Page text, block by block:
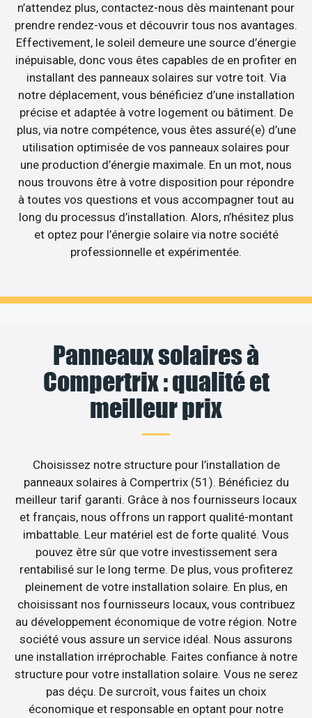
n’attendez plus, contactez-nous dès maintenant pour
prendre rendez-vous et découvrir tous nos avantages.
Effectivement, le soleil demeure une source d’énergie
inépuisable, donc vous êtes capables de en profiter en
installant des panneaux solaires sur votre toit. Via
notre déplacement, vous bénéficiez d’une installation
précise et adaptée à votre logement ou bâtiment. De
plus, via notre compétence, vous êtes assuré(e) d’une
utilisation optimisée de vos panneaux solaires pour
une production d’énergie maximale. En un mot, nous
nous trouvons être à votre disposition pour répondre
à toutes vos questions et vous accompagner tout au
long du processus d’installation. Alors, n’hésitez plus
et optez pour l’énergie solaire via notre société
professionnelle et expérimentée.
Panneaux solaires à
Compertrix : qualité et
meilleur prix
Choisissez notre structure pour l’installation de
panneaux solaires à Compertrix (51). Bénéficiez du
meilleur tarif garanti. Grâce à nos fournisseurs locaux
et français, nous offrons un rapport qualité-montant
imbattable. Leur matériel est de forte qualité. Vous
pouvez être sûr que votre investissement sera
rentabilisé sur le long terme. De plus, vous profiterez
pleinement de votre installation solaire. En plus, en
choisissant nos fournisseurs locaux, vous contribuez
au développement économique de votre région. Notre
société vous assure un service idéal. Nous assurons
une installation irréprochable. Faites confiance à notre
structure pour votre installation solaire. Vous ne serez
pas déçu. De surcroît, vous faites un choix
économique et responsable en optant pour notre